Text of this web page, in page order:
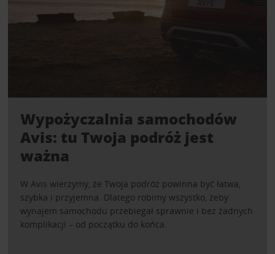
Wypożyczalnia samochodów
Avis: tu Twoja podróż jest
ważna
W Avis wierzymy, że Twoja podróż powinna być łatwa,
szybka i przyjemna. Dlatego robimy wszystko, żeby
wynajem samochodu przebiegał sprawnie i bez żadnych
komplikacji – od początku do końca.